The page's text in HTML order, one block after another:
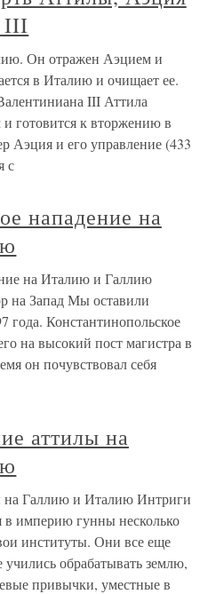
III
Он отражен Аэцием и
в Италию и очищает ее.
III Аттила
готовится к вторжению в
Аэция и его управление (433
с
нападение на
на Италию и Галлию
на Запад Мы оставили
года. Константинопольское
на высокий пост магистра в
он почувствовал себя
аттилы на
на Галлию и Италию Интриги
империю гунны несколько
институты. Они все еще
учились обрабатывать землю,
привычки, уместные в